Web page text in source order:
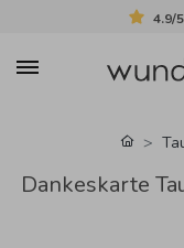
4.9/
Dankeskarte